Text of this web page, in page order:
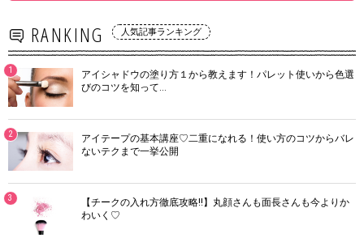
RANKING 人気記事ランキング
1
アイシャドウの塗り方１から教えます！パレット使いから色選
びのコツを知って…
2
アイテープの基本講座♡二重になれる！使い方のコツからバレ
ないテクまで一挙公開
3
【チークの入れ方徹底攻略!!】丸顔さんも面長さんも今よりか
わいく♡